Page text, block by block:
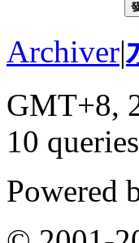
Archiver|
GMT+8,
10
Powered